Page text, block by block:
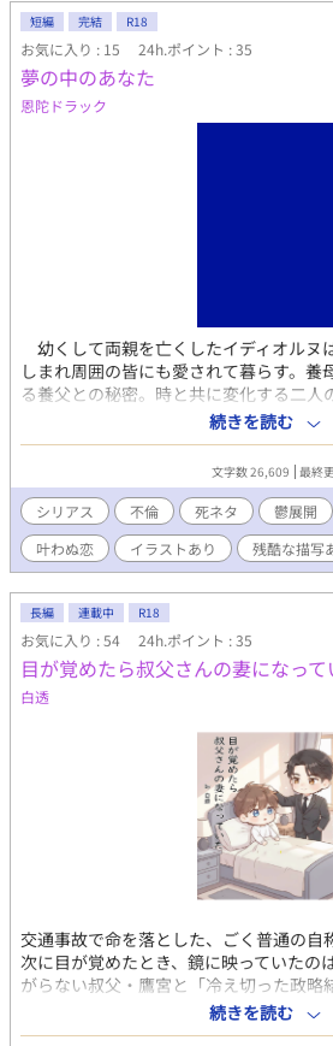
短編 完結 R18
お気に入り : 15 24h.ポイント : 35
夢の中のあなた
恩陀ドラック
幼くして両親を亡くしたイディオルヌ
しまれ周囲の皆にも愛されて暮らす。養
る養父との秘密。時と共に変化する二人
秘密が次々と不幸を生み出してイディオ
され、けれども幸せになれない青年の物
っぽいところに少し魔法を加えた架空の
主人公が徴兵されますが軍事系エピソー
父)、幼馴染、同僚が主人公と深く関わり
します。 事故と自死で六人死にます。 す
品はフィクションです。登場する人物・
架空のものであり、現実とは一切関係
ク
続きを読む
文字数 26,609 最終
シリアス 不倫 死ネタ 鬱展開
叶わぬ恋
イラストあり 残酷な描写
長編 連載中 R18
お気に入り : 54 24h.ポイント : 35
目が覚めたら叔父さんの妻になって
白透
交通事故で命を落とした、ごく普通の自
次に目が覚めたとき、鏡に映っていたの
がらない叔父・鷹宮と「冷え切った政略
の、超絶美形な「男妻」・蓮の姿だった
生、見た目は儚げな美人。 「俺はバリ
続きを読む